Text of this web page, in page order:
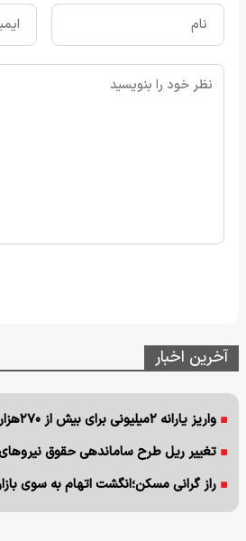
آخرین اخبار
واریز یارانه ۲میلیونی برای بیش از ۲۷۰هزار نفر
تغییر ریل طرح ساماندهی حقوق
راز گرانی مسکن؛انگشت اتهام به سوی